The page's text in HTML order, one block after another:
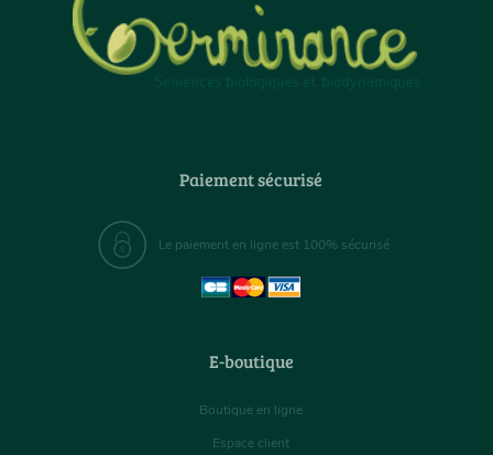
Paiement sécurisé
Le paiement en ligne est 100% sécurisé
E-boutique
Boutique en ligne
Espace client